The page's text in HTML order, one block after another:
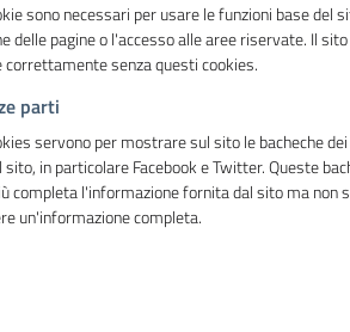
CCIAA Romagna (FO-RN)
sono necessari per usare le funzioni base del
delle pagine o l'accesso alle aree riservate. Il
correttamente senza questi cookies.
parti
servono per mostrare sul sito le bacheche
in particolare Facebook e Twitter. Queste
completa l'informazione fornita dal sito ma non
un'informazione completa.